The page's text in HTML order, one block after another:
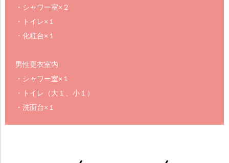
・シャワー室×２
・トイレ×１
・化粧台×１
男性更衣室内
・シャワー室×１
・トイレ（大１、小１）
・洗面台×１